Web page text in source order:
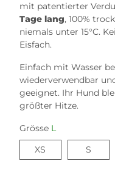
mit patentierter
Tage lang, 100%
niemals unter 15°C.
Eisfach.
Einfach mit Wasser
wiederverwendbar
geeignet. Ihr Hund
größter Hitze.
Grösse L
XS
SS